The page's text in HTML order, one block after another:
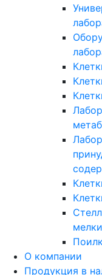
О компании
Продукция в